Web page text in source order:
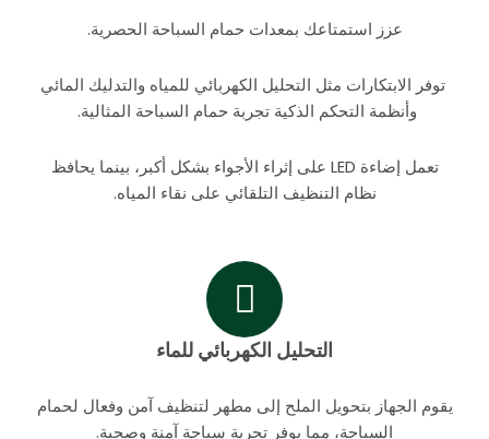
عزز استمتاعك بمعدات حمام السباحة الحصرية.
توفر الابتكارات مثل التحليل الكهربائي للمياه والتدليك المائي
وأنظمة التحكم الذكية تجربة حمام السباحة المثالية.
تعمل إضاءة LED على إثراء الأجواء بشكل أكبر، بينما يحافظ
نظام التنظيف التلقائي على نقاء المياه.
التحليل الكهربائي للماء
يقوم الجهاز بتحويل الملح إلى مطهر لتنظيف آمن وفعال لحمام
السباحة، مما يوفر تجربة سباحة آمنة وصحية.